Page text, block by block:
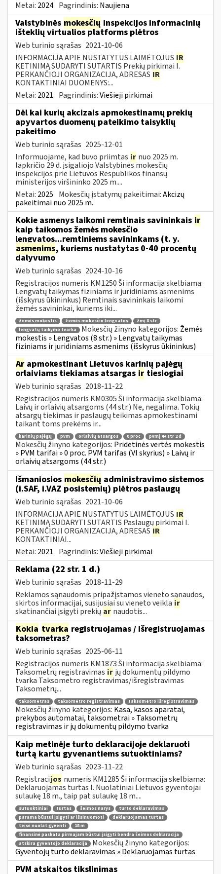
Metai: 2024 Pagrindinis: Naujiena
Valstybinės mokesčių inspekcijos informacinių
išteklių virtualios platforms plėtros
Web turinio sąrašas 2021-10-06
INFORMACIJA APIE NUSTATYTUS LAIMĖTOJUS IR
KETINIMĄ SUDARYTI SUTARTIS Prekių pirkimai I.
PERKANČIOJI ORGANIZACIJA, ADRESAS IR
KONTAKTINIAI DUOMENYS:...
Metai: 2021 Pagrindinis:Viešieji pirkimai
Dėl kai kurių akcizais apmokestinamų prekių
apyvartos duomenų pateikimo taisyklių
pakeitimo
Web turinio sąrašas 2025-12-01
Informuojame, kad buvo priimtas ir nuo 2025 m.
lapkričio 29 d. įsigaliojo Valstybinės mokesčių
inspekcijos prie Lietuvos Respublikos finansų
ministerijos viršininko 2025 m....
Metai: 2025 Mokesčių įstatymų pakeitimai:Akcizų
pakeitimai nuo 2025 m.
Kokie asmenys laikomi remtinais savininkais ir
kaip taikomos žemės mokesčio
lengvatos...remtiniems savininkams (t. y.
asmenims, kuriems nustatytas 0-40 procentų
dalyvumo
Web turinio sąrašas 2024-10-16
Registracijos numeris KM1250 Ši informacija skelbiama:
Lengvatų taikymas fiziniams ir juridiniams asmenims
(išskyrus ūkininkus) Remtinais savininkais laikomi
žemės savininkai, kuriems iki...
žemės mokestis žemės mokesčio lengvatos
žmį 8 str
lengvatų taikymo tvarka
Mokesčių žinyno kategorijos: Žemės
mokestis » Lengvatos (8 str.) » Lengvatų taikymas
fiziniams ir juridiniams asmenims (išskyrus ūkininkus)
Ar apmokestinant Lietuvos karinių pajėgų
orlaiviams tiekiamas atsargas ir tiesiogiai
Web turinio sąrašas 2018-11-22
Registracijos numeris KM0305 Ši informacija skelbiama:
Laivų ir orlaivių atsargoms (44 str.) Ne, negalima. Tokių
atsargų tiekimas ir paslaugų teikimas apmokestinami
taikant toms prekėms ir...
karinių pajėgų pvm orlaivių atsargos 0 proc pvmį 44 str 2 d
Mokesčių žinyno kategorijos: Pridėtinės vertės mokestis
» PVM tarifai » 0 proc. PVM tarifas (VI skyrius) » Laivų ir
orlaivių atsargoms (44 str.)
Išmaniosios mokesčių administravimo sistemos
(i.SAF, i.VAZ posistemių) plėtros paslaugų
Web turinio sąrašas 2021-10-06
INFORMACIJA APIE NUSTATYTUS LAIMĖTOJUS IR
KETINIMĄ SUDARYTI SUTARTIS Paslaugų pirkimai I.
PERKANČIOJI ORGANIZACIJA, ADRESAS IR
KONTAKTINIAI...
Metai: 2021 Pagrindinis:Viešieji pirkimai
Reklama (22 str. 1 d.)
Web turinio sąrašas 2018-11-29
Reklamos sąnaudomis pripažįstamos vieneto sąnaudos,
skirtos informacijai, susijusiai su vieneto veikla ir
skatinančiai įsigyti prekių ar naudotis...
Kokia tvarka registruojamas / išregistruojamas
taksometras?
Web turinio sąrašas 2025-06-11
Registracijos numeris KM1873 Ši informacija skelbiama:
Taksometrų registravimas ir jų dokumentų pildymo
tvarka Taksometro registravimas/išregistravimas
Taksometrų...
taksometras taksometro registravimas taksometro išregistravimas
Mokesčių žinyno kategorijos: Kasa, kasos aparatai,
prekybos automatai, taksometrai » Taksometrų
registravimas ir jų dokumentų pildymo tvarka
Kaip metinėje turto deklaracijoje deklaruoti
turtą kartu gyvenantiems sutuoktiniams?
Web turinio sąrašas 2023-11-22
Registracijos numeris KM1285 Ši informacija skelbiama:
Deklaruojamas turtas I. Nuolatiniai Lietuvos gyventojai
sulaukę 18 m., taip pat sulaukę 18 m....
sutuoktiniai turtas šeimos narys
turto deklaravimas
parama būstui įsigyti ar išsinuomoti
deklaruojamas turtas
teisė nuolat gyventi
18 m
finansinė paskata pirmajam būstui įsigyti bendra šeimos deklaracija
atskira gyventojo deklaracija
Mokesčių žinyno kategorijos:
Gyventojų turto deklaravimas » Deklaruojamas turtas
PVM atskaitos tikslinimas